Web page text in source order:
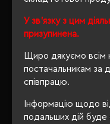
У зв'язку з цим
призупинена.
Щиро дякуємо всім
постачальникам за
співпрацю.
Інформацію щодо
подальших дій буде